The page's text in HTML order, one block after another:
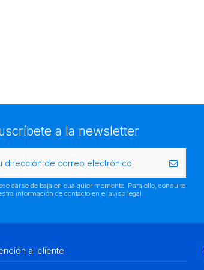
a la newsletter
darse de baja en cualquier momento. Para ello, consulte
información de contacto en el aviso legal.
al cliente